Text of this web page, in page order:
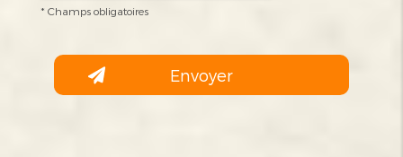
* Champs obligatoires